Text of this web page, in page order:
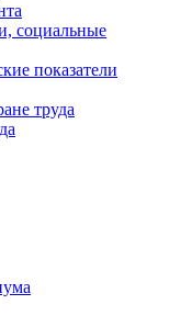
социальные
показатели
труда